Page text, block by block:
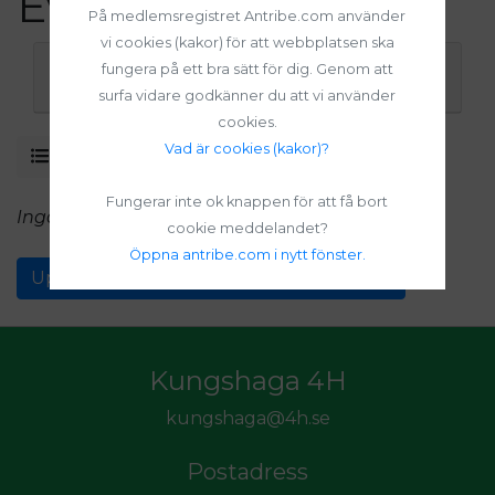
Sökfilter (visa / dölj)
Visa i kalender
Inga inlagda evenemang.
Upptäck andra evenemang i Sveriges 4H
Kungshaga 4H
kungshaga@4h.se
Postadress
På medlemsregistret Antribe.com använder
vi cookies (kakor) för att webbplatsen ska
fungera på ett bra sätt för dig. Genom att
surfa vidare godkänner du att vi använder
cookies.
Vad är cookies (kakor)?
Fungerar inte ok knappen för att få bort
cookie meddelandet?
Öppna antribe.com i nytt fönster.